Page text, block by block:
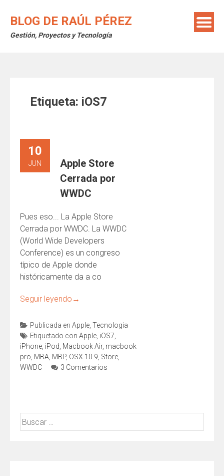
BLOG DE RAÚL PÉREZ
Gestión, Proyectos y Tecnología
Etiqueta: iOS7
10
JUN
Apple Store
Cerrada por
WWDC
Pues eso... La Apple Store
Cerrada por WWDC. La WWDC
(World Wide Developers
Conference) es un congreso
típico de Apple donde
históricamente da a co
Seguir leyendo →
Publicada en Apple Tecnologia
Etiquetado con Apple iOS7
iPhone iPod Macbook Air, macbook
pro MBA MBP, OSX 10.9 Store
WWDC
3 Comentarios
Buscar: